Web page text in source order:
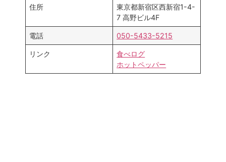
住所
東京都新宿区西新宿1-4-
7 高野ビル4F
電話 050-5433-5215
リンク
食べログ
ホットペッパー